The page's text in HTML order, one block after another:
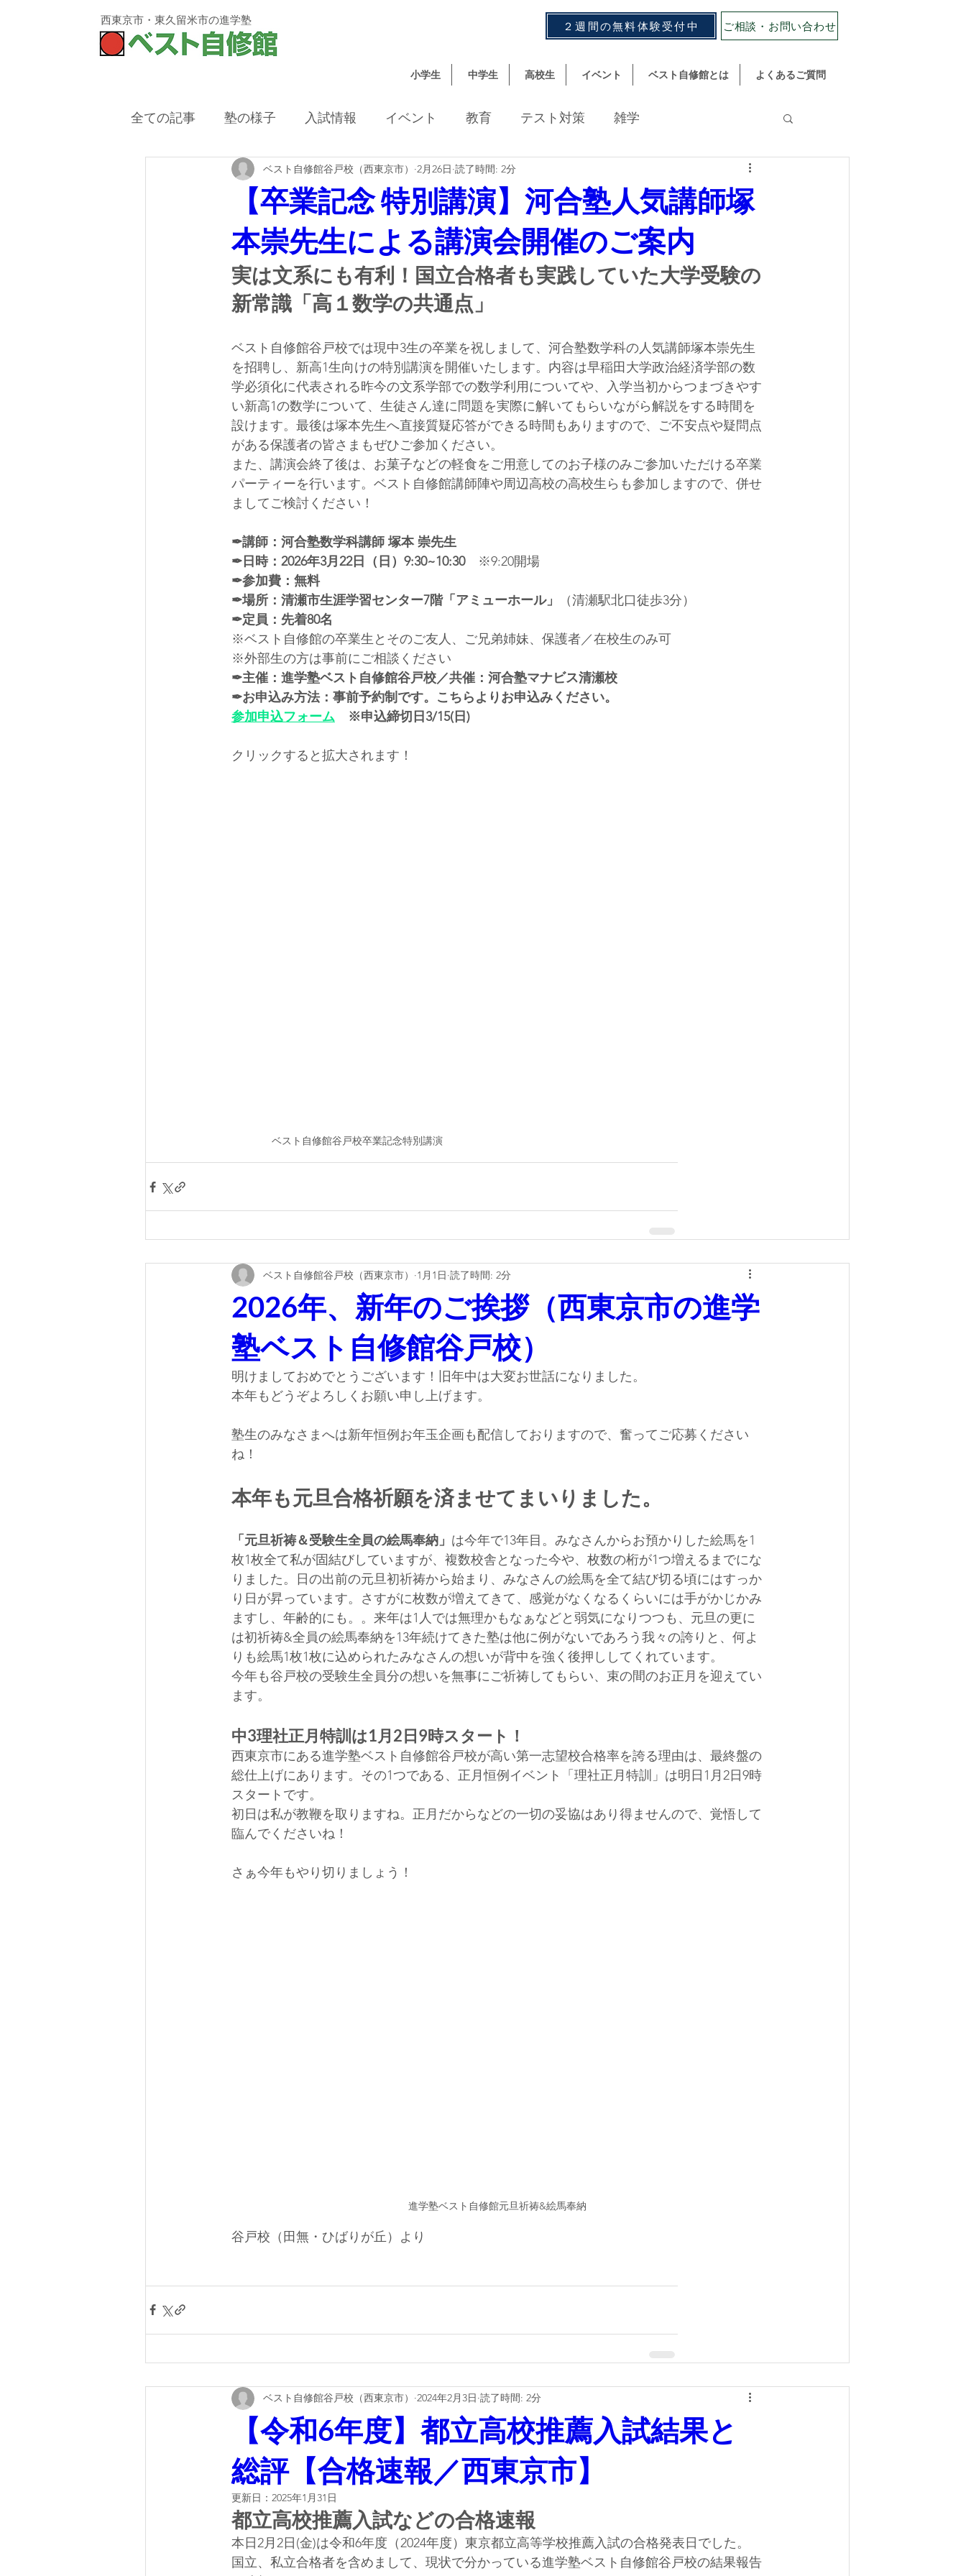
西東京市・東久留米市の進学塾 ２週間の無料体験受付中 ご相談・お問い合わせ
小学生 中学生 高校生 イベント ベスト自修館とは よくあるご質問
全ての記事 塾の様子 入試情報 イベント 教育 テスト対策 雑学
西東京市,塾,冬期講習,残席数
【卒業記念 特別講演】河合塾人気講師塚
本崇先生による講演会開催のご案内
ベスト自修館谷戸校（西東京市） 2月26日 読了時間: 2分
実は文系にも有利！国立合格者も実践していた大学受験の
新常識「高１数学の共通点」
ベスト自修館谷戸校では現中3生の卒業を祝しまして、河合塾数学科の人気講師塚本崇先生
を招聘し、新高1生向けの特別講演を開催いたします。内容は早稲田大学政治経済学部の数
学必須化に代表される昨今の文系学部での数学利用についてや、入学当初からつまづきやす
い新高1の数学について、生徒さん達に問題を実際に解いてもらいながら解説をする時間を
設けます。最後は塚本先生へ直接質疑応答ができる時間もありますので、ご不安点や疑問点
がある保護者の皆さまもぜひご参加ください。
また、講演会終了後は、お菓子などの軽食をご用意してのお子様のみご参加いただける卒業
パーティーを行います。ベスト自修館講師陣や周辺高校の高校生らも参加しますので、併せ
ましてご検討ください！
✒︎講師：河合塾数学科講師 塚本 崇先生
✒︎日時：2026年3月22日（日）9:30~10:30 ※9:20開場
✒︎参加費：無料
✒︎場所：清瀬市生涯学習センター7階「アミューホール」
（清瀬駅北口徒歩3分）
✒︎定員：先着80名
※ベスト自修館の卒業生とそのご友人、ご兄弟姉妹、保護者／在校生のみ可
※外部生の方は事前にご相談ください
✒︎主催：進学塾ベスト自修館谷戸校／共催：河合塾マナビス清瀬校
✒︎お申込み方法：事前予約制です。こちらよりお申込みください。
参加申込フォーム ※申込締切日3/15(日)
クリックすると拡大されます！
ベスト自修館谷戸校卒業記念特別講演
2026年、新年のご挨拶（西東京市の進学
塾ベスト自修館谷戸校）
ベスト自修館谷戸校（西東京市） 1月1日 読了時間: 2分
明けましておめでとうございます！旧年中は大変お世話になりました。
本年もどうぞよろしくお願い申し上げます。
塾生のみなさまへは新年恒例お年玉企画も配信しておりますので、奮ってご応募ください
ね！
本年も元旦合格祈願を済ませてまいりました。
「元旦祈祷＆受験生全員の絵馬奉納」 は今年で13年目。みなさんからお預かりした絵馬を1
枚1枚全て私が固結びしていますが、複数校舎となった今や、枚数の桁が1つ増えるまでにな
りました。日の出前の元旦初祈祷から始まり、みなさんの絵馬を全て結び切る頃にはすっか
り日が昇っています。さすがに枚数が増えてきて、感覚がなくなるくらいには手がかじかみ
ますし、年齢的にも。。来年は1人では無理かもなぁなどと弱気になりつつも、元旦の更に
は初祈祷&全員の絵馬奉納を13年続けてきた塾は他に例がないであろう我々の誇りと、何よ
りも絵馬1枚1枚に込められたみなさんの想いが背中を強く後押ししてくれています。
今年も谷戸校の受験生全員分の想いを無事にご祈祷してもらい、束の間のお正月を迎えてい
ます。
中3理社正月特訓は1月2日9時スタート！
西東京市にある進学塾ベスト自修館谷戸校が高い第一志望校合格率を誇る理由は、最終盤の
総仕上げにあります。その1つである、正月恒例イベント「理社正月特訓」は明日1月2日9時
スタートです。
初日は私が教鞭を取りますね。正月だからなどの一切の妥協はあり得ませんので、覚悟して
臨んでくださいね！
さぁ今年もやり切りましょう！
進学塾ベスト自修館元旦祈祷&絵馬奉納
谷戸校（田無・ひばりが丘）より
【令和6年度】都立高校推薦入試結果と
総評【合格速報／西東京市】
ベスト自修館谷戸校（西東京市） 2024年2月3日 読了時間: 2分
更新日： 2025年1月31日
都立高校推薦入試などの合格速報
本日2月2日(金)は令和6年度（2024年度）東京都立高等学校推薦入試の合格発表日でした。
国立、私立合格者を含めまして、現状で分かっている進学塾ベスト自修館谷戸校の結果報告